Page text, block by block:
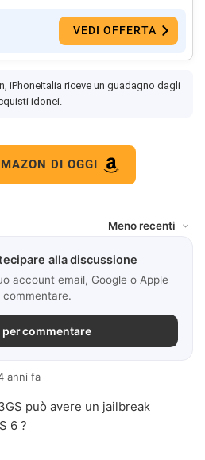
VEDI OFFERTA
iPhoneItalia riceve un guadagno dagli
idonei.
DI OGGI
alla discussione
account email, Google o Apple
commentare.
commentare
anni fa
può avere un jailbreak
6 ?